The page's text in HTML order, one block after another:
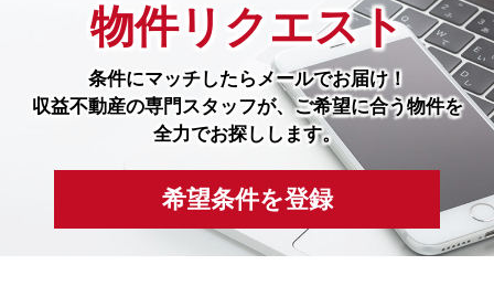
物件リクエスト
条件にマッチしたら メールでお届け！
収益不動産の専門スタッフが、ご希望に合う物件を
全力でお探しします。
希望条件を登録